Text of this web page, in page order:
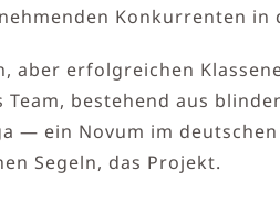
Konkurrenten in
aber erfolgreichen
Team, bestehend aus
— ein Novum im
Segeln, das Projekt.